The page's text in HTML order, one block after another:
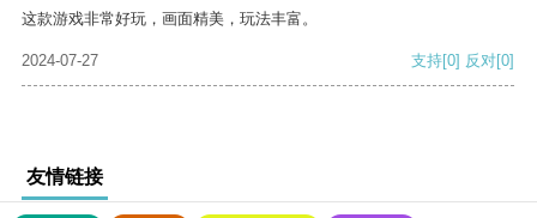
这款游戏非常好玩，画面精美，玩法丰富。
2024-07-27 支持[0] 反对[0]
友情链接